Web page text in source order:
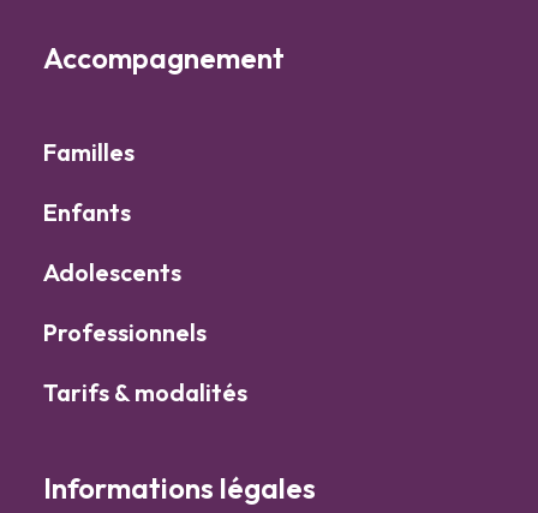
Accompagnement
Familles
Enfants
Adolescents
Professionnels
Tarifs & modalités
Informations légales